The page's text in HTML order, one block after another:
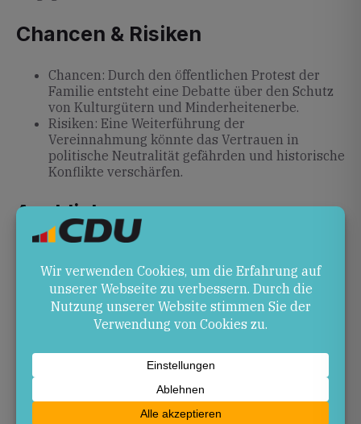
Chancen & Risiken
Chancen: Durch den öffentlichen Protest der
Familie entsteht eine Debatte über den Schutz
von Kulturgütern und Minderheitenerbe.
Risiken: Eine Weiterführung der
Vereinnahmung könnte das Vertrauen in
politische Neutralität gefährden und historische
Konflikte verschärfen.
Ausblick
voraussichtlich beibehalten und mögliche juristische
Schritte prüfen. Politisch bleibt abzuwarten, wie
andere Parteien und die Öffentlichkeit auf das
Thema Markenschutz und Identität reagieren.
Quellen
tagesspiegel.de– Simson: Nachfahren der
Gründerfamilie wehren sich gegen AfD